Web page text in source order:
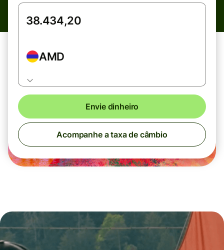
AMD
Envie dinheiro
Acompanhe a taxa de câmbio